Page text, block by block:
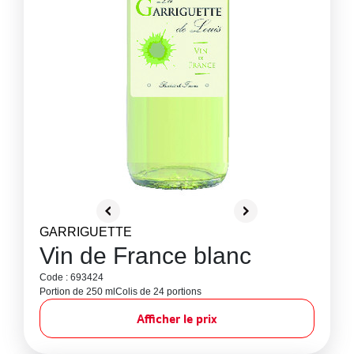
GARRIGUETTE
Vin de France blanc
Code : 693424
Portion de 250 ml Colis de 24 portions
Afficher le prix